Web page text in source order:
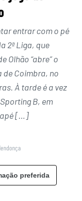
entrar com o pé
2ª Liga, que
Olhão “abre” o
Coimbra, no
À tarde é a vez
B, em
[…]
preferida